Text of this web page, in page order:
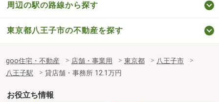
周辺の駅の路線から探す
東京都八王子市の不動産を探す
goo住宅・不動産 店舗・事業用 東京都
八王子市
八王子駅
貸店舗・事務所 12.1万円
お役立ち情報